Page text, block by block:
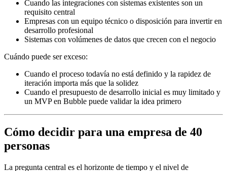
Cuando las integraciones con sistemas existentes son un
requisito central
Empresas con un equipo técnico o disposición para invertir en
desarrollo profesional
Sistemas con volúmenes de datos que crecen con el negocio
Cuándo puede ser exceso:
Cuando el proceso todavía no está definido y la rapidez de
iteración importa más que la solidez
Cuando el presupuesto de desarrollo inicial es muy limitado y
un MVP en Bubble puede validar la idea primero
Cómo decidir para una empresa de 40
personas
La pregunta central es el horizonte de tiempo y el nivel de